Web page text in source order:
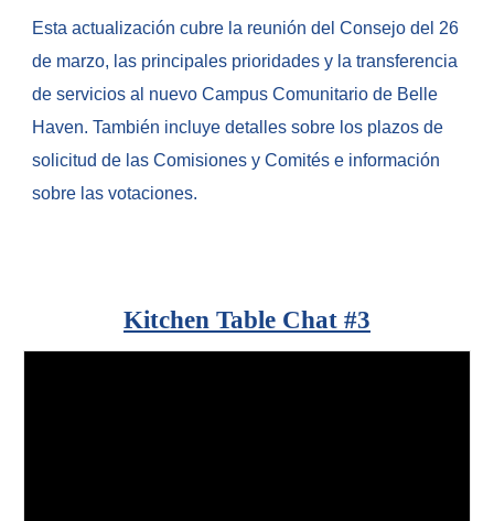
Esta actualización cubre la reunión del Consejo del 26
de marzo, las principales prioridades y la transferencia
de servicios al nuevo Campus Comunitario de Belle
Haven. También incluye detalles sobre los plazos de
solicitud de las Comisiones y Comités e información
sobre las votaciones.
Kitchen Table Chat #3